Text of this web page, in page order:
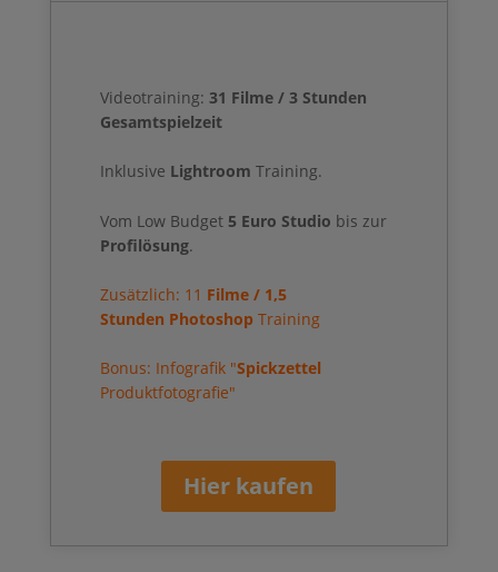
Videotraining: 31 Filme / 3 Stunden
Gesamtspielzeit
Inklusive Lightroom Training.
Vom Low Budget 5 Euro Studio bis zur
Profilösung.
Zusätzlich: 11 Filme / 1,5
Stunden Photoshop Training
Bonus: Infografik "Spickzettel
Produktfotografie"
Hier kaufen